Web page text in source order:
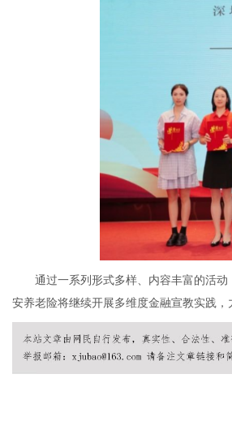
通过一系列形式多样、内容丰富的活动
安养老险将继续开展多维度金融宣教实践